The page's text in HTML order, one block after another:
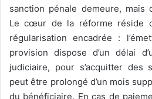
sanction pénale demeure, mais
Le cœur de la réforme réside
régularisation encadrée :
provision dispose d’un délai
judiciaire, pour s’acquitter des
peut être prolongé d’un mois
du bénéficiaire. En cas de